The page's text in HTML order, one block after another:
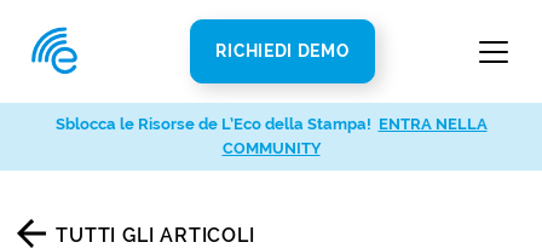
RICHIEDI DEMO
TUTTI GLI ARTICOLI
Sblocca le Risorse de L’Eco della Stampa! ENTRA NELLA
COMMUNITY